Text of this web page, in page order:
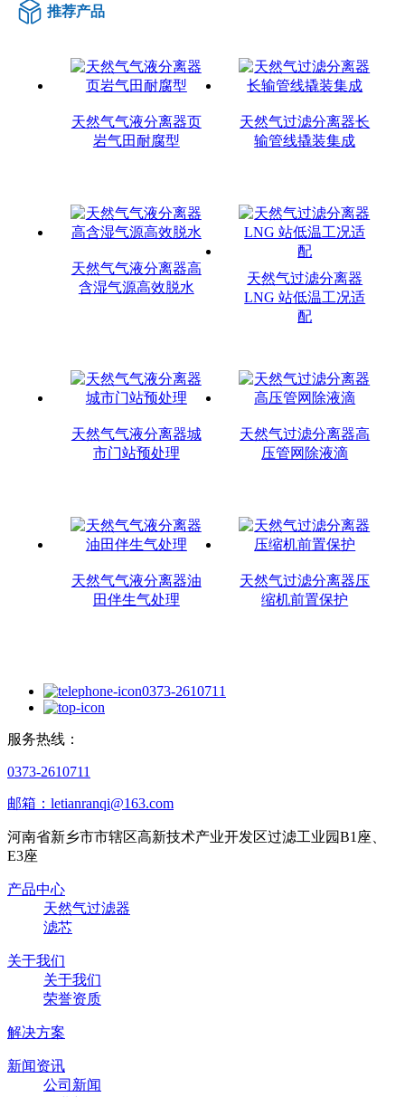
推荐产品
天然气气液分离器页
岩气田耐腐型
天然气过滤分离器长
输管线撬装集成
天然气气液分离器高
含湿气源高效脱水
天然气过滤分离器
LNG 站低温工况适
配
天然气气液分离器城
市门站预处理
天然气过滤分离器高
压管网除液滴
天然气气液分离器油
田伴生气处理
天然气过滤分离器压
缩机前置保护
0373-2610711
服务热线：
0373-2610711
邮箱：letianranqi@163.com
河南省新乡市市辖区高新技术产业开发区过滤工业园B1座、
E3座
产品中心
天然气过滤器
滤芯
关于我们
关于我们
荣誉资质
解决方案
新闻资讯
公司新闻